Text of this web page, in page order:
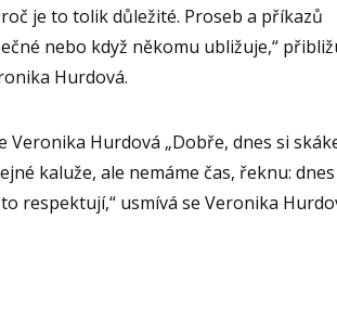
je to tolik důležité. Proseb a příkazů
nebo když někomu ubližuje,“
Hurdová.
Veronika Hurdová „Dobře, dnes si
kaluže, ale nemáme čas, řeknu: dnes
respektují,“ usmívá se Veronika